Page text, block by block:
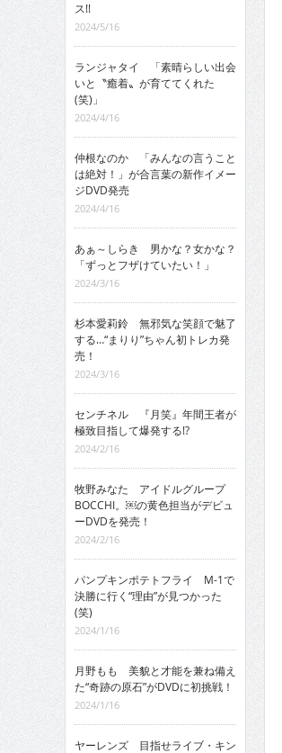
ス!!
2024/5/16
ランジャタイ 「素晴らしい出会
いと〝癒着〟が育ててくれた
(笑)」
2024/4/16
仲根なのか 「みんなの言うこと
は絶対！」が合言葉の新作イメー
ジDVD発売
2024/4/16
あぁ～しらき 男かな？女かな？
「ずっとフザけていたい！」
2024/3/16
杉本愛莉鈴 無邪気な笑顔で魅了
する…“まりり”ちゃん初トレカ発
売！
2024/3/16
センチネル 『月笑』年間王者が
極致目指して爆発する!?
2024/2/16
牧野みなた アイドルグループ
BOCCHI。￼の黄色担当がデビュ
ーDVDを発売！
2024/2/16
パンプキンポテトフライ M-1で
決勝に行く“理由”が見つかった
(笑)
2024/1/16
月野もも 美貌と才能を兼ね備え
た“奇跡の原石”がDVDに初挑戦！
2024/1/16
ヤーレンズ 目指せライブ・キン